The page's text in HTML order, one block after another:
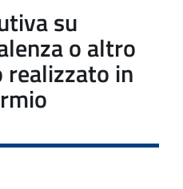
su
o altro
in